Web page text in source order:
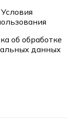
Условия
об обработке
данных